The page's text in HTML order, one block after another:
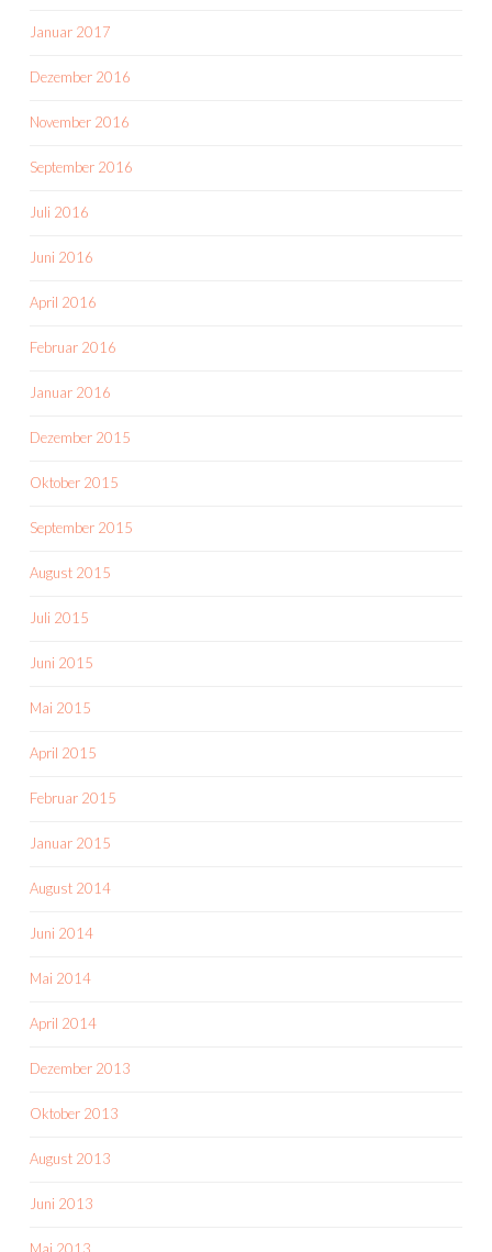
Januar 2017
Dezember 2016
November 2016
September 2016
Juli 2016
Juni 2016
April 2016
Februar 2016
Januar 2016
Dezember 2015
Oktober 2015
September 2015
August 2015
Juli 2015
Juni 2015
Mai 2015
April 2015
Februar 2015
Januar 2015
August 2014
Juni 2014
Mai 2014
April 2014
Dezember 2013
Oktober 2013
August 2013
Juni 2013